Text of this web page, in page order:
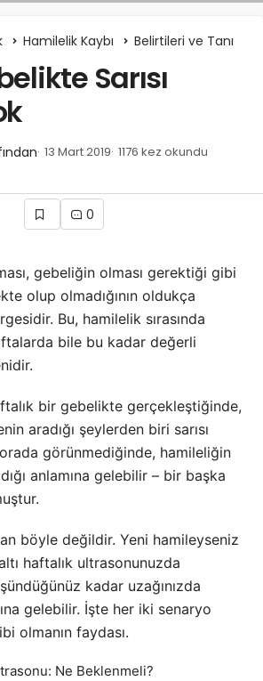
Hamilelik Kaybı Belirtileri ve Tanı
Sarısı
13 Mart 2019 1176 kez okundu
0
gebeliğin olması gerektiği gibi
olup olmadığının oldukça
Bu, hamilelik sırasında
bile bu kadar değerli
bir gebelikte gerçekleştiğinde,
aradığı şeylerden biri sarısı
görünmediğinde, hamileliğin
anlamına gelebilir – bir başka
böyle değildir. Yeni hamileyseniz
haftalık ultrasonunuzda
kadar uzağınızda
gelebilir. İşte her iki senaryo
olmanın faydası.
Ne Beklenmeli?